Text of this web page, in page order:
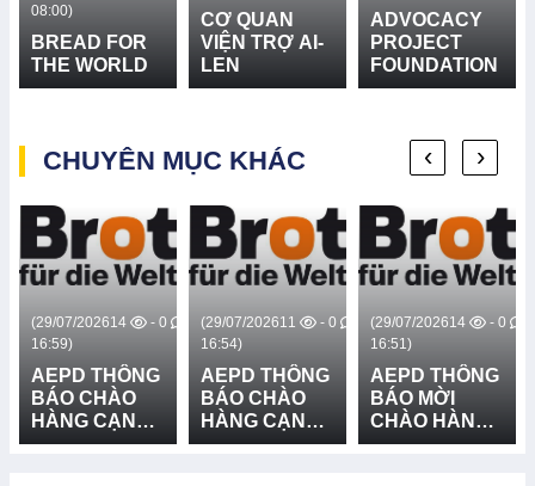
08:00)
BREAD FOR
THE WORLD
CƠ QUAN
VIỆN TRỢ AI-
LEN
ADVOCACY
PROJECT
FOUNDATION
CHUYÊN MỤC KHÁC
(29/07/2026
16:59)
14 - 0
AEPD THÔNG
BÁO CHÀO
HÀNG CẠNH
TRANH CUNG
(29/07/2026
16:54)
11 - 0
AEPD THÔNG
BÁO CHÀO
HÀNG CẠNH
TRANH CUNG
(29/07/2026
16:51)
14 - 0
AEPD THÔNG
BÁO MỜI
CHÀO HÀNG
CẠNH TRANH
‹ ›